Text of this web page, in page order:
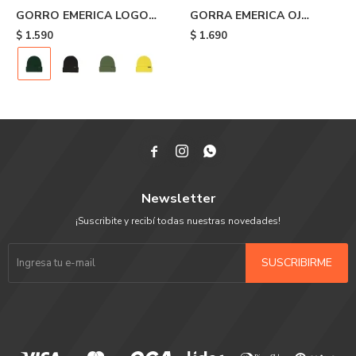
GORRO EMERICA LOGO
CLAMP BEANIE - Green
$ 1.590
GORRA EMERICA OJ
CIRCLE SNAPBACK - Black
$ 1.690
  
Newsletter
¡Suscribite y recibí todas nuestras novedades!
SUSCRIBIRME